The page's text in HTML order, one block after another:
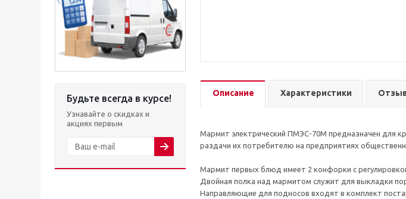
Будьте всегда в курсе!
Узнавайте о скидках и
акциях первым
Описание Характеристики
Мармит электрический ПМЭС-70М предназначен для
раздачи их потребителю на предприятиях
Мармит первых блюд имеет 2 конфорки с
Двойная полка над мармитом служит для выкладки
Направляющие для подносов входят в комплект